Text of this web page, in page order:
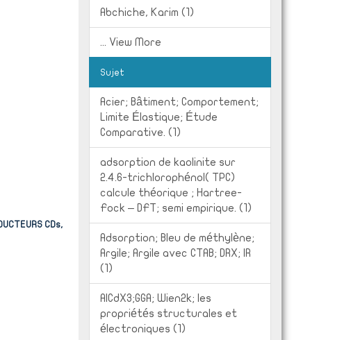
CDs,
Abchiche, Karim (1)
... View More
Sujet
Acier; Bâtiment; Comportement;
Limite Élastique; Étude
Comparative. (1)
adsorption de kaolinite sur
2.4.6-trichlorophénol( TPC)
calcule théorique ; Hartree-
Fock – DFT; semi empirique. (1)
Adsorption; Bleu de méthylène;
Argile; Argile avec CTAB; DRX; IR
(1)
AlCdX3;GGA; Wien2k; les
propriétés structurales et
électroniques (1)